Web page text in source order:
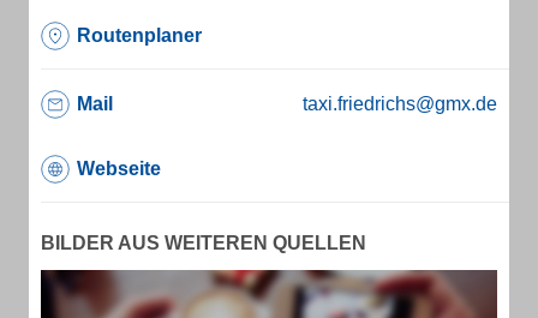
Routenplaner
Mail taxi.friedrichs@gmx.de
Webseite
BILDER AUS WEITEREN QUELLEN